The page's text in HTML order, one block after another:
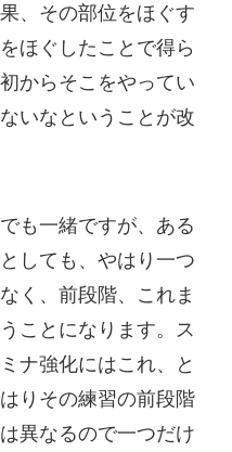
、その部位をほぐす
ほぐしたことで得ら
からそこをやってい
いなということが改
も一緒ですが、ある
しても、やはり一つ
く、前段階、これま
ことになります。ス
ナ強化にはこれ、と
りその練習の前段階
異なるので一つだけ